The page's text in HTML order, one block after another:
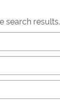
search results.